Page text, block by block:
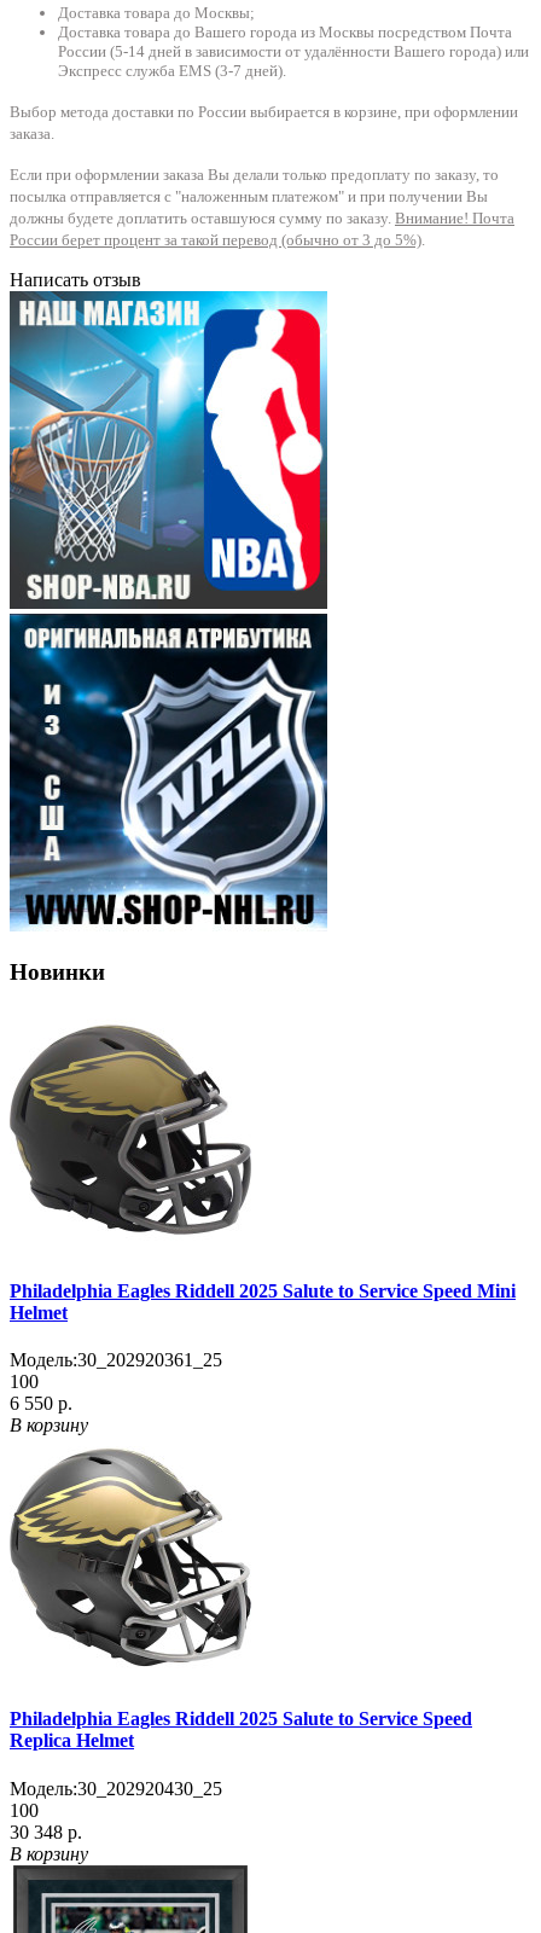
Доставка товара до Москвы;
Доставка товара до Вашего города из Москвы посредством Почта
России (5-14 дней в зависимости от удалённости Вашего города) или
Экспресс служба EMS (3-7 дней).
Выбор метода доставки по России выбирается в корзине, при оформлении
заказа.
Если при оформлении заказа Вы делали только предоплату по заказу, то
посылка отправляется с "наложенным платежом" и при получении Вы
должны будете доплатить оставшуюся сумму по заказу. Внимание! Почта
России берет процент за такой перевод (обычно от 3 до 5%).
Написать отзыв
Новинки
Philadelphia Eagles Riddell 2025 Salute to Service Speed Mini
Helmet
Модель:30_202920361_25
100
6 550 р.
В корзину
Philadelphia Eagles Riddell 2025 Salute to Service Speed
Replica Helmet
Модель:30_202920430_25
100
30 348 р.
В корзину